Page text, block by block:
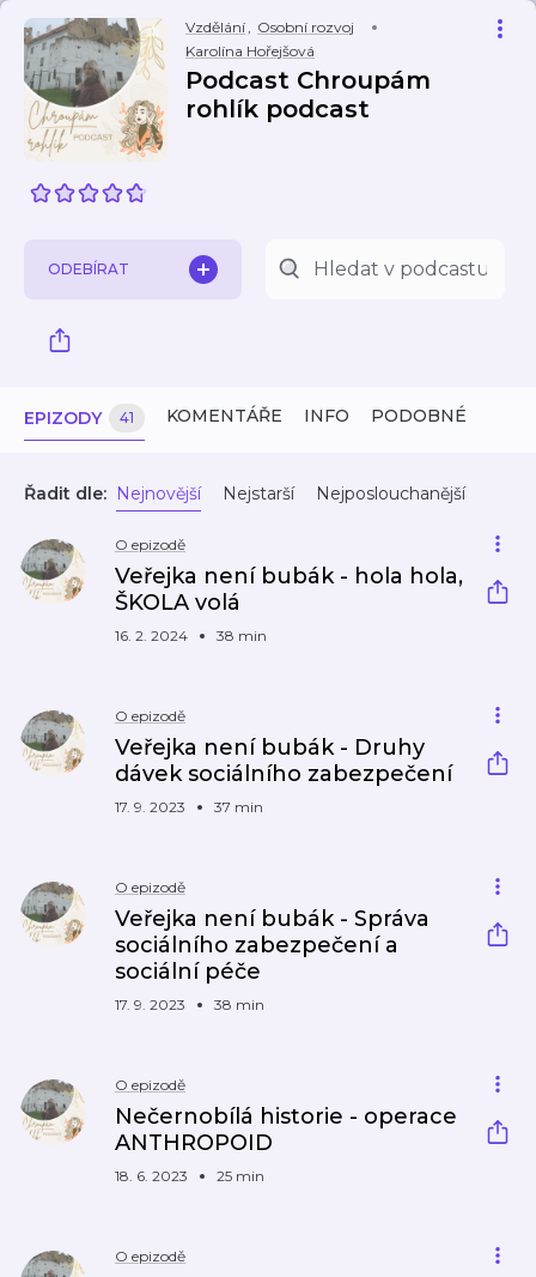
Vzdělání, Osobní rozvoj
Karolína Hořejšová
Podcast Chroupám
rohlík podcast
ODEBÍRAT
EPIZODY 41 KOMENTÁŘE INFO PODOBNÉ
Řadit dle: Nejnovější Nejstarší Nejposlouchanější
O epizodě
Veřejka není bubák - hola hola,
ŠKOLA volá
16. 2. 2024 38 min
O epizodě
Veřejka není bubák - Druhy
dávek sociálního zabezpečení
17. 9. 2023 37 min
O epizodě
Veřejka není bubák - Správa
sociálního zabezpečení a
sociální péče
17. 9. 2023 38 min
O epizodě
Nečernobílá historie - operace
ANTHROPOID
18. 6. 2023 25 min
O epizodě